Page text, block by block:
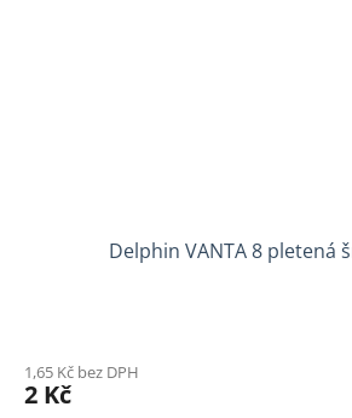
Delphin VANTA 8 pletená
1,65 Kč bez DPH
2 Kč